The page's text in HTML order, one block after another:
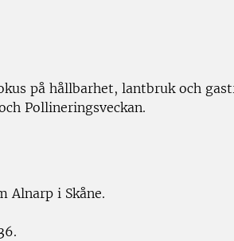
på hållbarhet, lantbruk och
Pollineringsveckan.
Alnarp i Skåne.